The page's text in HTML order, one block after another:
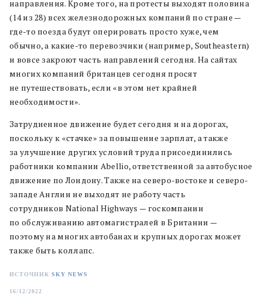
направления. Кроме того, на протесты выходят половина
(14 из 28) всех железнодорожных компаний по стране —
где-то поезда будут оперировать просто хуже, чем
обычно, а какие-то перевозчики (например, Southeastern)
и вовсе закроют часть направлений сегодня. На сайтах
многих компаний британцев сегодня просят
не путешествовать, если «в этом нет крайней
необходимости».
Затрудненное движение будет сегодня и на дорогах,
поскольку к «стачке» за повышение зарплат, а также
за улучшение других условий труда присоединились
работники компании Abellio, ответственной за автобусное
движение по Лондону. Также на северо-востоке и северо-
западе Англии не выходят не работу часть
сотрудников National Highways — госкомпании
по обслуживанию автомагистралей в Британии —
поэтому на многих автобанах и крупных дорогах может
также быть коллапс.
ИСТОЧНИК SKY NEWS
16/12/2022